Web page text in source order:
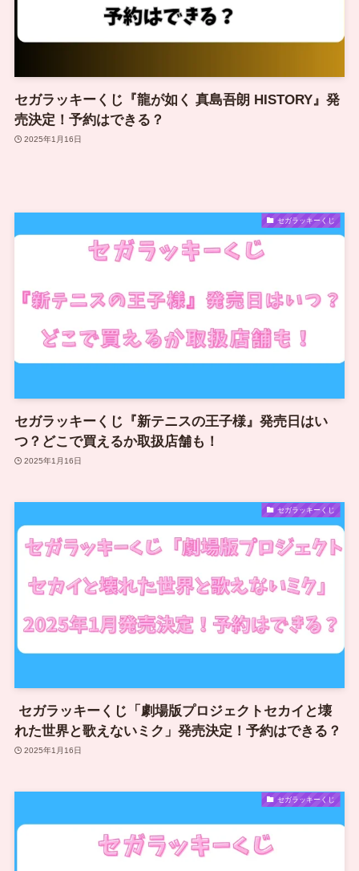
セガラッキーくじ『龍が如く 真島吾朗 HISTORY』発
売決定！予約はできる？
2025年1月16日
セガラッキーくじ
セガラッキーくじ『新テニスの王子様』発売日はい
つ？どこで買えるか取扱店舗も！
2025年1月16日
セガラッキーくじ
セガラッキーくじ「劇場版プロジェクトセカイと壊
れた世界と歌えないミク」発売決定！予約はできる？
2025年1月16日
セガラッキーくじ